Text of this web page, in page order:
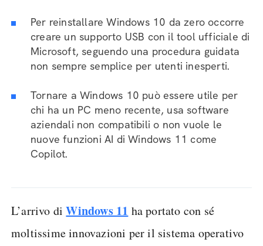
Per reinstallare Windows 10 da zero occorre
creare un supporto USB con il tool ufficiale di
Microsoft, seguendo una procedura guidata
non sempre semplice per utenti inesperti.
Tornare a Windows 10 può essere utile per
chi ha un PC meno recente, usa software
aziendali non compatibili o non vuole le
nuove funzioni AI di Windows 11 come
Copilot.
L’arrivo diWindows 11 ha portato con sé
moltissime innovazioni per il sistema operativo